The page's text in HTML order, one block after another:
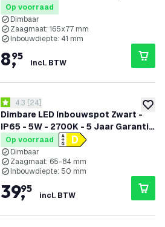
130x130mm
Op voorraad
Dimbaar
Zaagmaat: 165x77 mm
Inbouwdiepte: 41 mm
8,
95
incl. BTW
Dimbare LED Inbouwspot Zwart -
IP65 - 5W - 2700K - 5 Jaar Garantie
- Geschikt voor de Badkamer
reviews drawer openen
4.3 score sterren
4.3 [24]
Op voorraad
Dimbaar
Zaagmaat: 65-84 mm
Inbouwdiepte: 50 mm
39,
95
incl. BTW